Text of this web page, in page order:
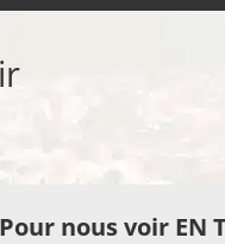
Pour nous voir EN